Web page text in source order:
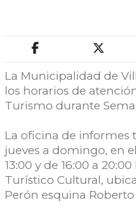
La Municipalidad de
los horarios de
Turismo durante
La oficina de informes
jueves a domingo, en
13:00 y de 16:00 a
Turístico Cultural,
Perón esquina Roberto